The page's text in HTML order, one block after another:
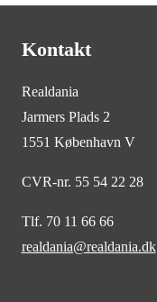
Kontakt
Realdania
Jarmers Plads 2
1551 København V
CVR-nr. 55 54 22 28
Tlf. 70 11 66 66
realdania@realdania.dk